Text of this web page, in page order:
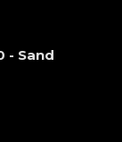
- Sand